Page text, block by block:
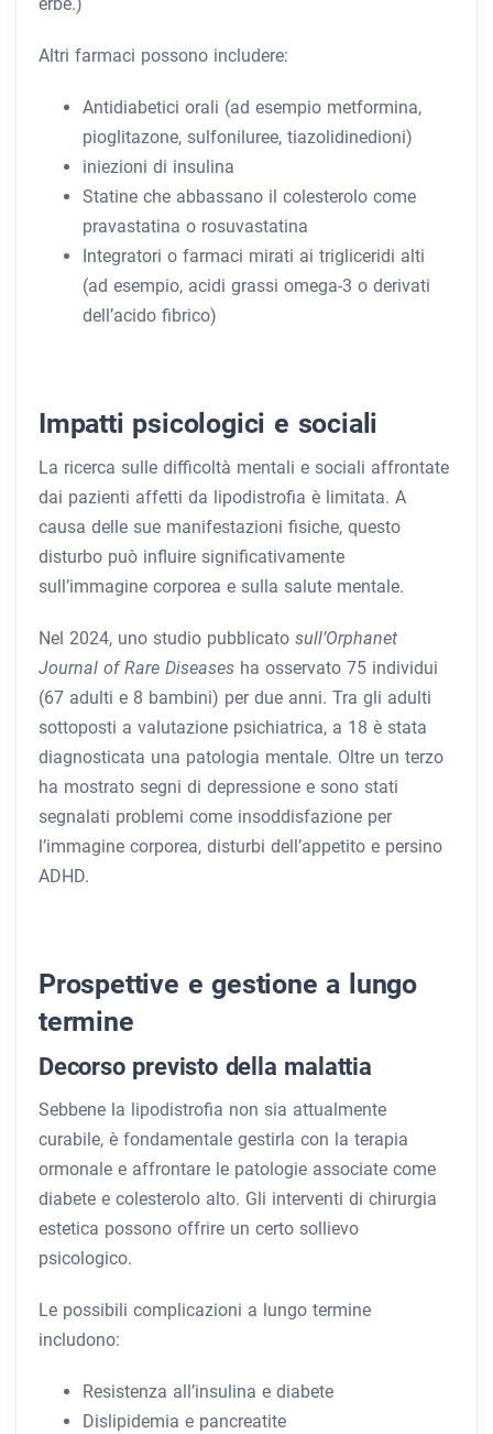
erbe.)
Altri farmaci possono includere:
Antidiabetici orali (ad esempio metformina,
pioglitazone, sulfoniluree, tiazolidinedioni)
iniezioni di insulina
Statine che abbassano il colesterolo come
pravastatina o rosuvastatina
Integratori o farmaci mirati ai trigliceridi alti
(ad esempio, acidi grassi omega-3 o derivati ​​
dell’acido fibrico)
Impatti psicologici e sociali
La ricerca sulle difficoltà mentali e sociali affrontate
dai pazienti affetti da lipodistrofia è limitata. A
causa delle sue manifestazioni fisiche, questo
disturbo può influire significativamente
sull’immagine corporea e sulla salute mentale.
Nel 2024, uno studio pubblicato sull’Orphanet
Journal of Rare Diseases ha osservato 75 individui
(67 adulti e 8 bambini) per due anni. Tra gli adulti
sottoposti a valutazione psichiatrica, a 18 è stata
diagnosticata una patologia mentale. Oltre un terzo
ha mostrato segni di depressione e sono stati
segnalati problemi come insoddisfazione per
l’immagine corporea, disturbi dell’appetito e persino
ADHD.
Prospettive e gestione a lungo
termine
Decorso previsto della malattia
Sebbene la lipodistrofia non sia attualmente
curabile, è fondamentale gestirla con la terapia
ormonale e affrontare le patologie associate come
diabete e colesterolo alto. Gli interventi di chirurgia
estetica possono offrire un certo sollievo
psicologico.
Le possibili complicazioni a lungo termine
includono:
Resistenza all’insulina e diabete
Dislipidemia e pancreatite